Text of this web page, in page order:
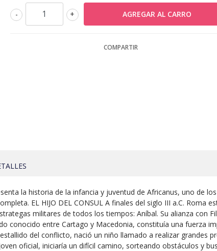
+
-
COMPARTIR
la historia de la infancia y juventud de Africanus, uno de los
EL HIJO DEL CONSUL A finales del siglo III a.C. Roma
militares de todos los tiempos: Aníbal. Su alianza con
conocido entre Cartago y Macedonia, constituía una fuerza
del conflicto, nació un niño llamado a realizar grandes
oficial, iniciaría un difícil camino, sorteando obstáculos y